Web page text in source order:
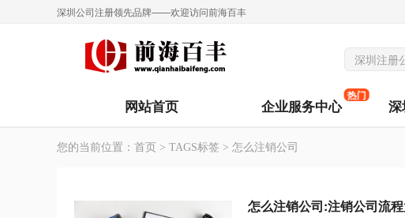
深圳公司注册领先品牌——欢迎访问前海百丰
网站首页 企业服务中心
热门
您的当前位置： 首页 > TAGS标签 > 怎么注销公司
怎么注销公司:注销公司流